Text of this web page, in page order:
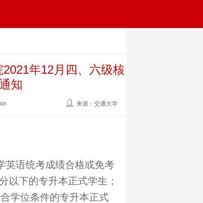
2021年12月四、六级核
知
来源：交通大学
英语统考成绩合格或免考
以下的专升本正式学生；
学位条件的专升本正式